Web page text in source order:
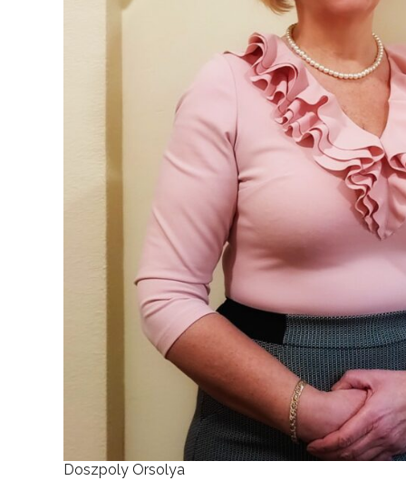
Doszpoly Orsolya